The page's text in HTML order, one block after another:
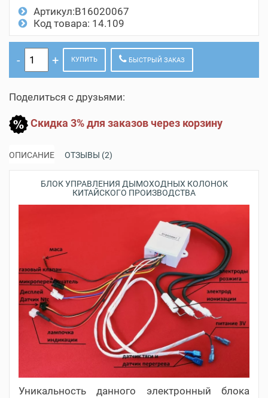
Артикул:B16020067
Код товара: 14.109
КУПИТЬ БЫСТРЫЙ ЗАКАЗ
Поделиться с друзьями:
Скидка 3% для заказов через корзину
ОПИСАНИЕ ОТЗЫВЫ (2)
БЛОК УПРАВЛЕНИЯ ДЫМОХОДНЫХ КОЛОНОК
КИТАЙСКОГО ПРОИЗВОДСТВА
Уникальность данного электронный блока